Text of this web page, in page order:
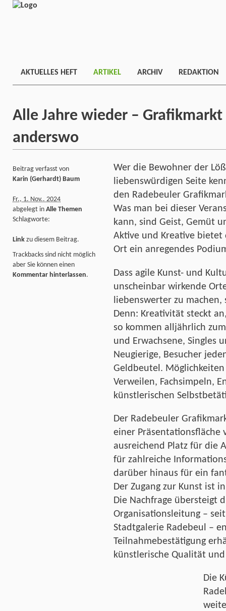
AKTUELLES HEFT ARTIKEL ARCHIV REDAKTION
Alle Jahre wieder –
anderswo
Wer die Bewohner der
liebenswürdigen Seite
den Radebeuler
Was man bei dieser
kann, sind Geist, Gemüt
Aktive und Kreative
Ort ein anregendes
Dass agile Kunst- und
unscheinbar wirkende
liebenswerter zu
Denn: Kreativität steckt
so kommen alljährlich
und Erwachsene, Singles
Neugierige, Besucher
Geldbeutel.
Verweilen, Fachsimpeln,
künstlerischen
Der Radebeuler
einer Präsentationsfläche
ausreichend Platz für die
für zahlreiche
darüber hinaus für ein
Der Zugang zur Kunst ist
Die Nachfrage übersteigt
Organisationsleitung –
Stadtgalerie Radebeul –
Teilnahmebestätigung
künstlerische Qualität
Die
Beitrag verfasst von
Karin (Gerhardt) Baum
Fr., 1. Nov.. 2024
abgelegt in Alle Themen
Schlagworte:
Link zu diesem Beitrag.
Trackbacks sind nicht möglich
aber Sie können einen
Kommentar hinterlassen.